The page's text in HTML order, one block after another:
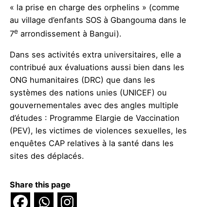
« la prise en charge des orphelins » (comme
au village d’enfants SOS à Gbangouma dans le
7e arrondissement à Bangui).
Dans ses activités extra universitaires, elle a
contribué aux évaluations aussi bien dans les
ONG humanitaires (DRC) que dans les
systèmes des nations unies (UNICEF) ou
gouvernementales avec des angles multiple
d’études : Programme Elargie de Vaccination
(PEV), les victimes de violences sexuelles, les
enquêtes CAP relatives à la santé dans les
sites des déplacés.
Share this page